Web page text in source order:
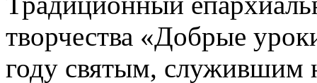
творчества «Добрые
году святым,